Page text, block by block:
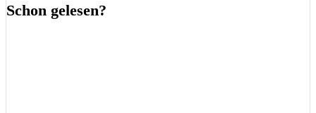
Schon gelesen?